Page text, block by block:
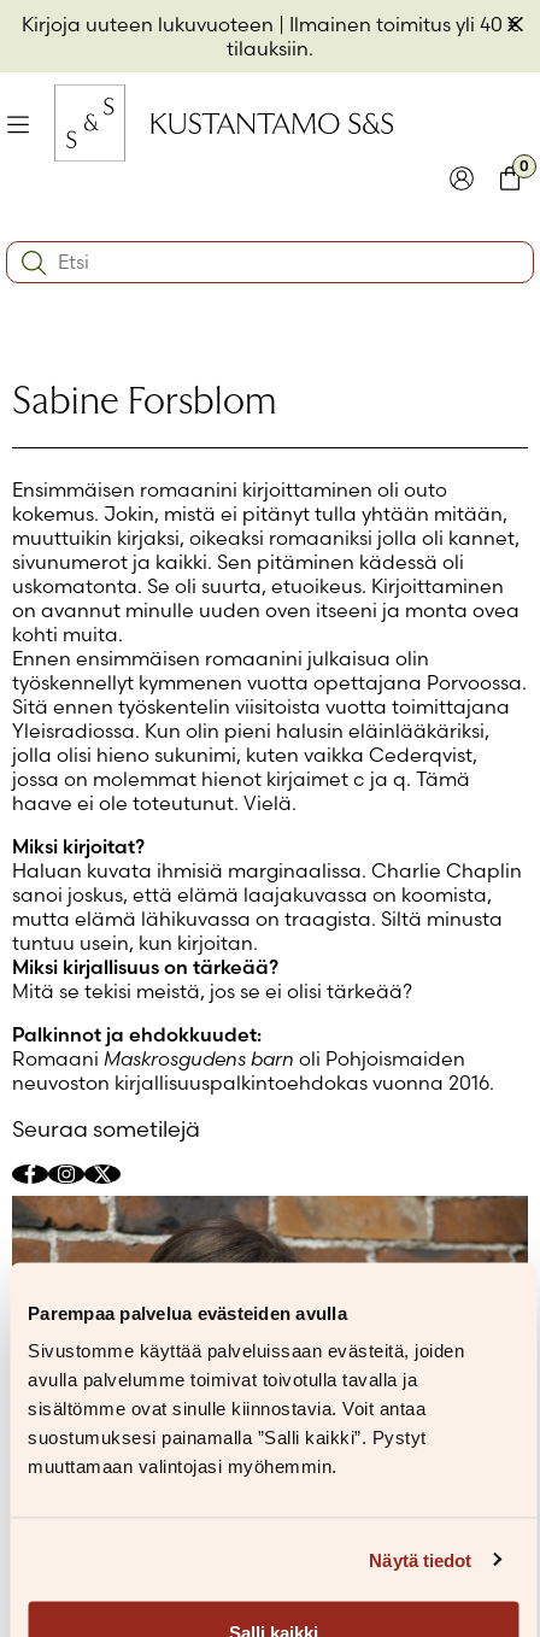
Parempaa palvelua evästeiden avulla
Sivustomme käyttää palveluissaan evästeitä, joiden
avulla palvelumme toimivat toivotulla tavalla ja
sisältömme ovat sinulle kiinnostavia. Voit antaa
suostumuksesi painamalla ”Salli kaikki”. Pystyt
muuttamaan valintojasi myöhemmin.
Näytä tiedot
Salli kaikki
Kirjoja uuteen lukuvuoteen | Ilmainen toimitus yli 40 €
tilauksiin.
Hyppää
sisältöön
Valikko
Kirjaudu sisään
Salasana unohtunut?
Eikö sinulla ole tiliä?
Luo uusi tili
0
Search:
Sabine Forsblom
Ensimmäisen romaanini kirjoittaminen oli outo
kokemus. Jokin, mistä ei pitänyt tulla yhtään mitään,
muuttuikin kirjaksi, oikeaksi romaaniksi jolla oli kannet,
sivunumerot ja kaikki. Sen pitäminen kädessä oli
uskomatonta. Se oli suurta, etuoikeus. Kirjoittaminen
on avannut minulle uuden oven itseeni ja monta ovea
kohti muita.
Ennen ensimmäisen romaanini julkaisua olin
työskennellyt kymmenen vuotta opettajana Porvoossa.
Sitä ennen työskentelin viisitoista vuotta toimittajana
Yleisradiossa. Kun olin pieni halusin eläinlääkäriksi,
jolla olisi hieno sukunimi, kuten vaikka Cederqvist,
jossa on molemmat hienot kirjaimet c ja q. Tämä
haave ei ole toteutunut. Vielä.
Miksi kirjoitat?
Haluan kuvata ihmisiä marginaalissa. Charlie Chaplin
sanoi joskus, että elämä laajakuvassa on koomista,
mutta elämä lähikuvassa on traagista. Siltä minusta
tuntuu usein, kun kirjoitan.
Miksi kirjallisuus on tärkeää?
Mitä se tekisi meistä, jos se ei olisi tärkeää?
Palkinnot ja ehdokkuudet:
Romaani Maskrosgudens barn oli Pohjoismaiden
neuvoston kirjallisuuspalkintoehdokas vuonna 2016.
Seuraa sometilejä
Facebook
Instagram
X
(Twitter)